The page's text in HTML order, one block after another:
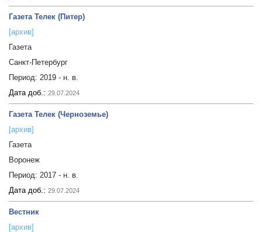
Газета Телек (Питер)
[архив]
Газета
Санкт-Петербург
Период: 2019 - н. в.
Дата доб.: 29.07.2024
Газета Телек (Черноземье)
[архив]
Газета
Воронеж
Период: 2017 - н. в.
Дата доб.: 29.07.2024
Вестник
[архив]